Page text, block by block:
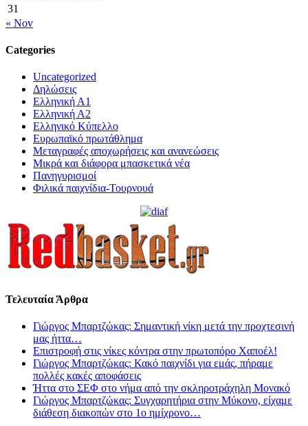
31
« Nov
Categories
Uncategorized
Δηλώσεις
Ελληνική Α1
Ελληνική Α2
Ελληνικό Κύπελλο
Ευρωπαϊκό πρωτάθλημα
Μεταγραφές αποχωρήσεις και ανανεώσεις
Μικρά και διάφορα μπασκετικά νέα
Πανηγυρισμοί
Φιλικά παιχνίδια-Τουρνουά
Τελευταία Άρθρα
Γιώργος Μπαρτζώκας: Σημαντική νίκη μετά την προχτεσινή
μας ήττα…
Επιστροφή στις νίκες κόντρα στην πρωτοπόρο Χαποέλ!
Γιώργος Μπαρτζώκας: Κακό παιχνίδι για εμάς, πήραμε
πολλές κακές αποφάσεις
Ήττα στο ΣΕΦ στο νήμα από την σκληροτράχηλη Μονακό
Γιώργος Μπαρτζώκας: Συγχαρητήρια στην Μύκονο, είχαμε
διάθεση διακοπών στο 1ο ημίχρονο…